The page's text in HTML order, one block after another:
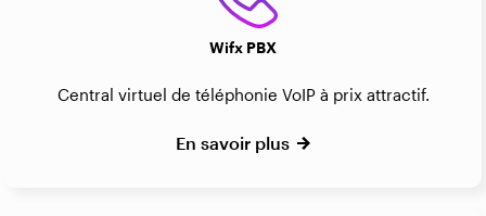
Wifx PBX
Central virtuel de téléphonie VoIP à prix attractif.
En savoir plus